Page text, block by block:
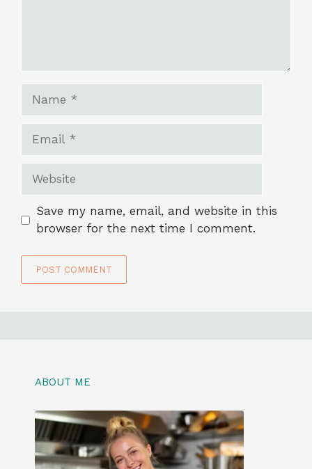
Website
Save my name, email, and website in this
browser for the next time I comment.
ABOUT ME